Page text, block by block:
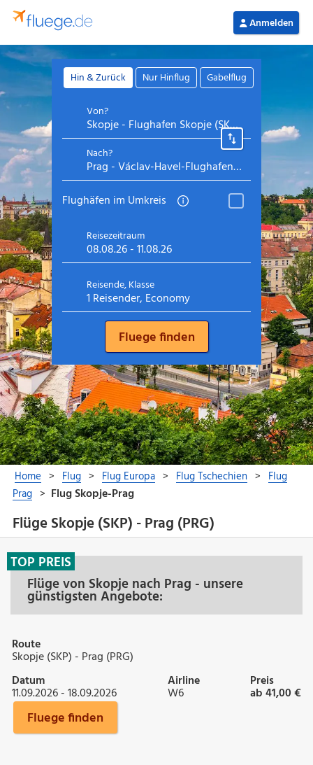
Flüge Skopje (SKP) - Prag (PRG)
Flüge von Skopje nach Prag - unsere
günstigsten Angebote:
TOP PREIS
Route
Skopje (SKP) - Prag (PRG)
Datum
11.09.2026 - 18.09.2026
Airline
W6
Preis
ab 41,00 €
Fluege finden